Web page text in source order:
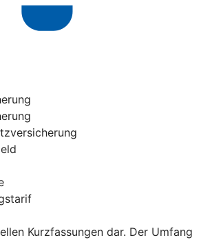
Kurzfassungen dar. Der Umfang